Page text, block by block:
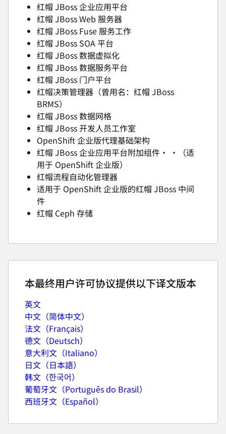
红帽 JBoss 企业应用平台
红帽 JBoss Web 服务器
红帽 JBoss Fuse 服务工作
红帽 JBoss SOA 平台
红帽 JBoss 数据虚拟化
红帽 JBoss 数据服务平台
红帽 JBoss 门户平台
红帽决策管理器（曾用名：红帽 JBoss
BRMS）
红帽 JBoss 数据网格
红帽 JBoss 开发人员工作室
OpenShift 企业版代理基础架构
红帽 JBoss 企业应用平台附加组件• •（适
用于 OpenShift 企业版）
红帽流程自动化管理器
适用于 OpenShift 企业版的红帽 JBoss 中间
件
红帽 Ceph 存储
本最终用户许可协议提供以下译文版本
英文
中文（简体中文）
法文（Français）
德文（Deutsch）
意大利文（Italiano）
日文（日本語）
韩文（한국어）
葡萄牙文（Português do Brasil）
西班牙文（Español）